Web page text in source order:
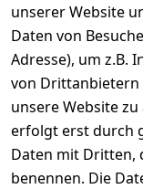
EU-
unserer Website
Daten von
Adresse), um z.B.
von
unsere Website
erfolgt erst durch
Daten mit Dritten,
benennen. Die